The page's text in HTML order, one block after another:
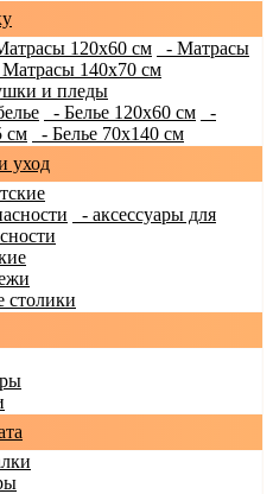
120x60 см
- Матрасы
140x70 см
и пледы
- Белье 120x60 см
-
см
- Белье 70х140 см
уход
- аксессуары для
столики